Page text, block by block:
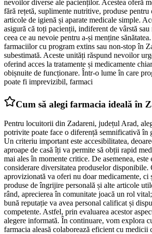
nevoilor diverse ale pacienților. Acestea oferă
fără rețetă, suplimente nutritive, produse pentru
articole de igienă și aparate medicale simple.
asigură că toți pacienții, indiferent de vârstă sau
ceea ce au nevoie pentru a-și menține
farmaciilor cu program extins sau non-stop în
subestimată. Aceste unități răspund nevoilor
oferind acces la tratamente și medicamente
obișnuite de funcționare. Într-o lume în care
poate fi imprevizibil, farmaci
Cum să alegi farmacia ideală în
Pentru locuitorii din Zadareni, județul Arad,
potrivite poate face o diferență semnificativă în
Un criteriu important este accesibilitatea,
aproape de casă îți va permite să obții rapid
mai ales în momente critice. De asemenea, este
considerare diversitatea produselor disponibile.
aprovizionată va oferi nu doar medicamente, ci
produse de îngrijire personală și alte articole
rând, aprecierea în comunitate joacă un rol
bună reputație va avea personal calificat și
competente. Astfel, prin evaluarea acestor
alegere informată. În continuare, vom explora
farmacia aleasă colaborează eficient cu medicii